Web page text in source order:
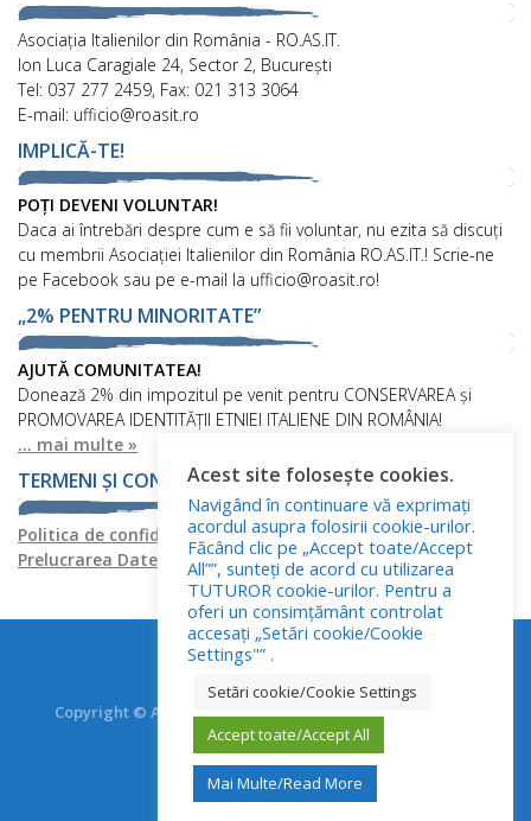
Asociaţia Italienilor din România - RO.AS.IT.
Ion Luca Caragiale 24, Sector 2, București
Tel: 037 277 2459, Fax: 021 313 3064
E-mail: ufficio@roasit.ro
IMPLICĂ-TE!
POȚI DEVENI VOLUNTAR!
Daca ai întrebări despre cum e să fii voluntar, nu ezita să discuți
cu membrii Asociației Italienilor din România RO.AS.IT.! Scrie-ne
pe Facebook sau pe e-mail la ufficio@roasit.ro!
„2% PENTRU MINORITATE”
AJUTĂ COMUNITATEA!
Donează 2% din impozitul pe venit pentru CONSERVAREA și
PROMOVAREA IDENTITĂȚII ETNIEI ITALIENE DIN ROMÂNIA!
... mai multe »
TERMENI ȘI CONDIȚII
Politica de confidențialitatePolitica privind fișierele cookies
Prelucrarea Datelor cu Caracter Personal
Copyright © Asociația Italienilor din România - RO.AS.IT.
Toate drepturile rezervate.
Acest site folosește cookies.
Navigând în continuare vă exprimați
acordul asupra folosirii cookie-urilor.
Făcând clic pe „Accept toate/Accept
All””, sunteți de acord cu utilizarea
TUTUROR cookie-urilor. Pentru a
oferi un consimțământ controlat
accesați „Setări cookie/Cookie
Settings"” .
Setări cookie/Cookie Settings
Accept toate/Accept All
Mai Multe/Read More